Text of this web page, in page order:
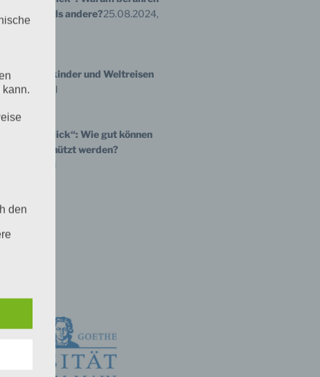
mehr als andere?25.08.2024,
Enkelkinder und Weltreisen
Welt im Blick“: Wie gut können
Krieg geschützt werden?
den